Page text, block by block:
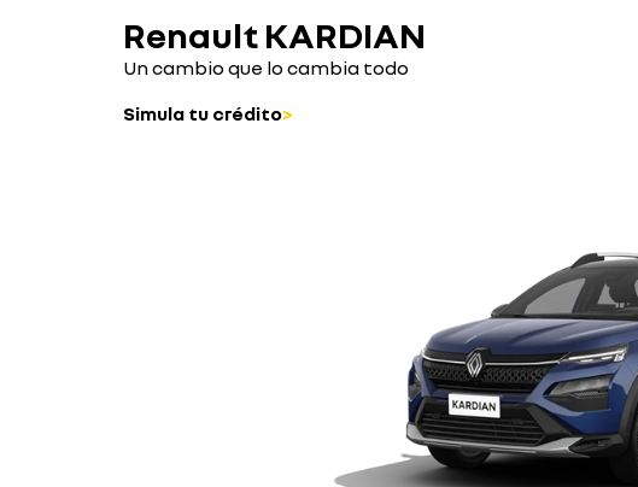
Renault KARDIAN
Un cambio que lo cambia todo
Simula tu crédito>